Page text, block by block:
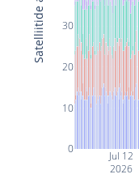
Jul 12
2026
0
10
20
30
Satelliitide arv